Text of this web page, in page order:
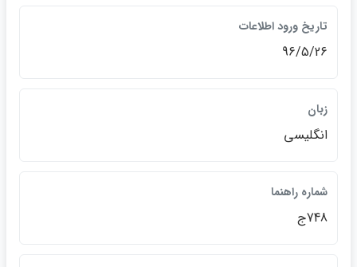
تاريخ ورود اطلاعات
96/5/26
زبان
انگليسي
شماره راهنما
748ج